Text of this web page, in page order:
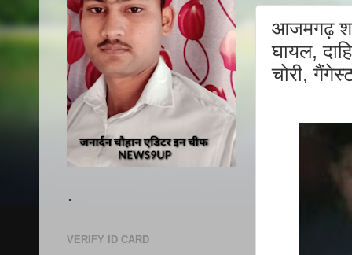
आजमगढ़
घायल,
चोरी,
.
VERIFY ID CARD